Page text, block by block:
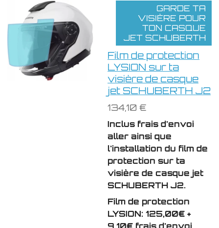
GARDE TA
VISIÈRE POUR
TON CASQUE
JET SCHUBERTH
Film de protection
LYSION sur ta
visière de casque
jet SCHUBERTH J2
134,10 €
Inclus frais d'envoi
aller ainsi que
l'installation du film de
protection sur ta
visière de casque jet
SCHUBERTH J2.
Film de protection
LYSION: 125,00€ +